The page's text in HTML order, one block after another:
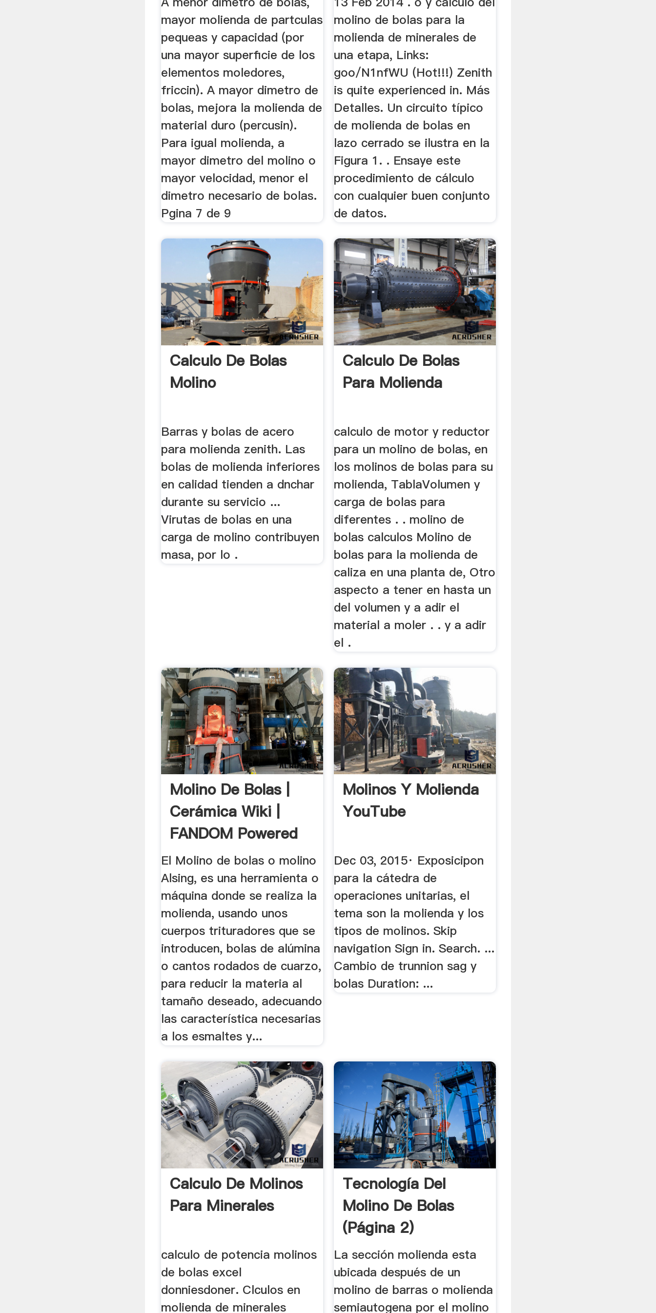
mayor molienda de partculas
pequeas y capacidad (por
una mayor superficie de los
elementos moledores,
friccin). A mayor dimetro de
bolas, mejora la molienda de
material duro (percusin).
Para igual molienda, a
mayor dimetro del molino o
mayor velocidad, menor el
dimetro necesario de bolas.
Pgina 7 de 9
molino de bolas para la
molienda de minerales de
una etapa, Links:
goo/N1nfWU (Hot!!!) Zenith
is quite experienced in. Más
Detalles. Un circuito típico
de molienda de bolas en
lazo cerrado se ilustra en la
Figura 1. . Ensaye este
procedimiento de cálculo
con cualquier buen conjunto
de datos.
Calculo De Bolas
Molino
Barras y bolas de acero
para molienda zenith. Las
bolas de molienda inferiores
en calidad tienden a dnchar
durante su servicio ...
Virutas de bolas en una
carga de molino contribuyen
masa, por lo .
Calculo De Bolas
Para Molienda
calculo de motor y reductor
para un molino de bolas, en
los molinos de bolas para su
molienda, TablaVolumen y
carga de bolas para
diferentes . . molino de
bolas calculos Molino de
bolas para la molienda de
caliza en una planta de, Otro
aspecto a tener en hasta un
del volumen y a adir el
material a moler . . y a adir
el .
Molino De Bolas |
Cerámica Wiki |
FANDOM Powered
By Wikia
El Molino de bolas o molino
Alsing, es una herramienta o
máquina donde se realiza la
molienda, usando unos
cuerpos trituradores que se
introducen, bolas de alúmina
o cantos rodados de cuarzo,
para reducir la materia al
tamaño deseado, adecuando
las característica necesarias
a los esmaltes y...
Molinos Y Molienda
YouTube
Dec 03, 2015· Exposicipon
para la cátedra de
operaciones unitarias, el
tema son la molienda y los
tipos de molinos. Skip
navigation Sign in. Search. ...
Cambio de trunnion sag y
bolas Duration: ...
Calculo De Molinos
Para Minerales
calculo de potencia molinos
de bolas excel
donniesdoner. Clculos en
molienda de minerales
Tecnología Del
Molino De Bolas
(página 2)
La sección molienda esta
ubicada después de un
molino de barras o molienda
semiautogena por el molino